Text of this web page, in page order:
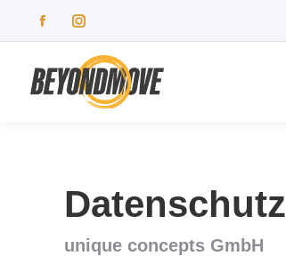
Facebook
opens
in
Instagram
page
opens
in
Datenschutz
unique concepts GmbH